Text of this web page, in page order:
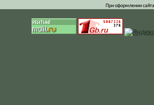
При оформлении